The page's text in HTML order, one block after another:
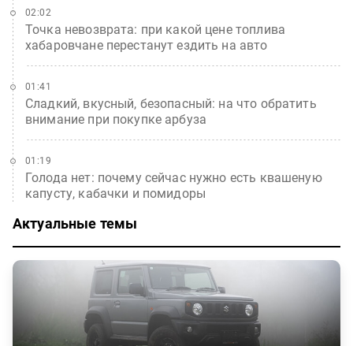
Точка невозврата: при какой цене топлива
хабаровчане перестанут ездить на авто
02:02
Сладкий, вкусный, безопасный: на что обратить
внимание при покупке арбуза
01:41
Голода нет: почему сейчас нужно есть квашеную
капусту, кабачки и помидоры
01:19
Актуальные темы